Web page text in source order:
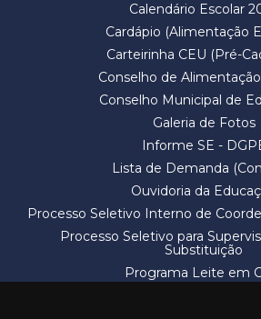
Calendário Escolar
Cardápio (Alimentação
Carteirinha CEU (Pré-
Conselho de
Conselho Municipal de
Galeria de Fotos
Informe SE -
Lista de Demanda
Ouvidoria da
Processo Seletivo Interno de
Processo Seletivo para
Substituição
Programa Leite em